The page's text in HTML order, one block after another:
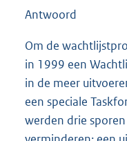
Antwoord
Om de
in 1999 een
in de meer
een speciale
werden drie